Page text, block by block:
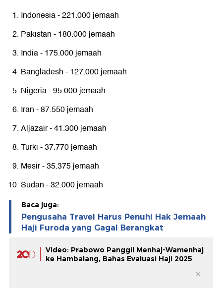
Indonesia - 221.000 jemaah
Pakistan - 180.000 jemaah
India - 175.000 jemaah
Bangladesh - 127.000 jemaah
Nigeria - 95.000 jemaah
Iran - 87.550 jemaah
Aljazair - 41.300 jemaah
Turki - 37.770 jemaah
Mesir - 35.375 jemaah
Sudan - 32.000 jemaah
Baca juga:
Pengusaha Travel Harus Penuhi Hak Jemaah
Haji Furoda yang Gagal Berangkat
Video: Prabowo Panggil Menhaj-Wamenhaj
ke Hambalang, Bahas Evaluasi Haji 2025